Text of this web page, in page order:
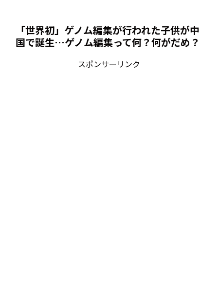
「世界初」ゲノム編集が行われた子供が中
国で誕生…ゲノム編集って何？何がだめ？
スポンサーリンク